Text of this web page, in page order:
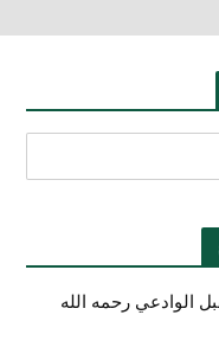
أسئلة
بيان
حقيقة
شرح الوادعي رحمه الله